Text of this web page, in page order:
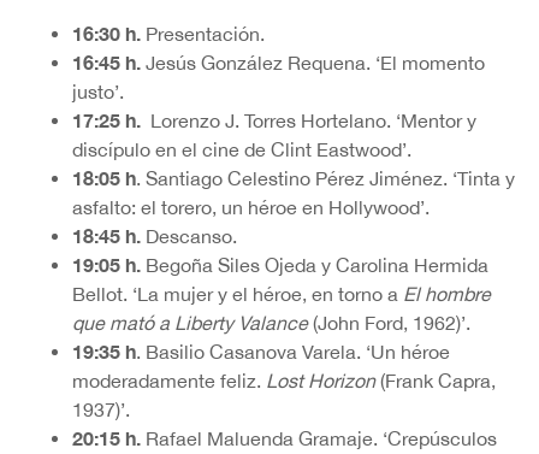
16:30 h. Presentación.
16:45 h. Jesús González Requena. ‘El momento
justo’.
17:25 h.
Lorenzo J. Torres Hortelano. ‘Mentor y
discípulo en el cine de Clint Eastwood’.
18:05 h. Santiago Celestino Pérez Jiménez. ‘Tinta y
asfalto: el torero, un héroe en Hollywood’.
18:45 h. Descanso.
19:05 h. Begoña Siles Ojeda y Carolina Hermida
Bellot. ‘La mujer y el héroe, en torno a El hombre
que mató a Liberty Valance(John Ford, 1962)’.
19:35 h. Basilio Casanova Varela. ‘Un héroe
moderadamente feliz. Lost Horizon(Frank Capra,
1937)’.
20:15 h. Rafael Maluenda Gramaje. ‘Crepúsculos